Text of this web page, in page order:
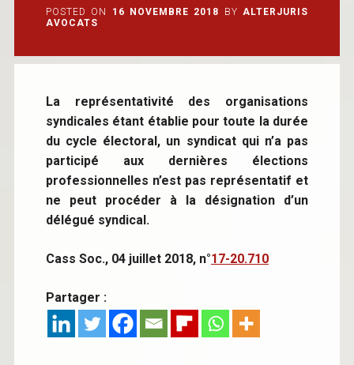
POSTED ON 16 NOVEMBRE 2018 BY ALTERJURIS
AVOCATS
La représentativité des organisations
syndicales étant établie pour toute la durée
du cycle électoral, un syndicat qui n’a pas
participé aux dernières élections
professionnelles n’est pas représentatif et
ne peut procéder à la désignation d’un
délégué syndical.
Cass Soc., 04 juillet 2018, n°17-20.710
Partager :